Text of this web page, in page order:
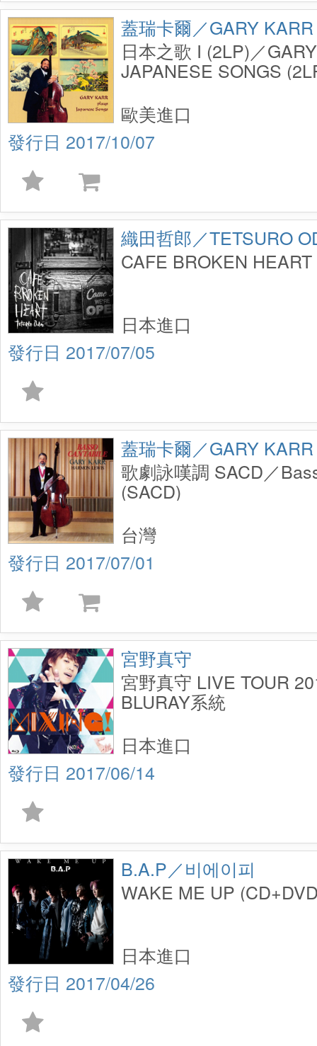
蓋瑞卡爾／GARY KARR
日本之歌 I (2LP)／
JAPANESE SONGS
2017/10/07
歐美進口
織田哲郎／TETSURO
CAFE BROKEN HEART
2017/07/05
日本進口
蓋瑞卡爾／GARY KARR
歌劇詠嘆調 SACD／
(SACD)
2017/07/01
台灣
宮野真守
宮野真守 LIVE TOUR
BLURAY系統
2017/06/14
日本進口
B.A.P／비에이피
WAKE ME UP
2017/04/26
日本進口